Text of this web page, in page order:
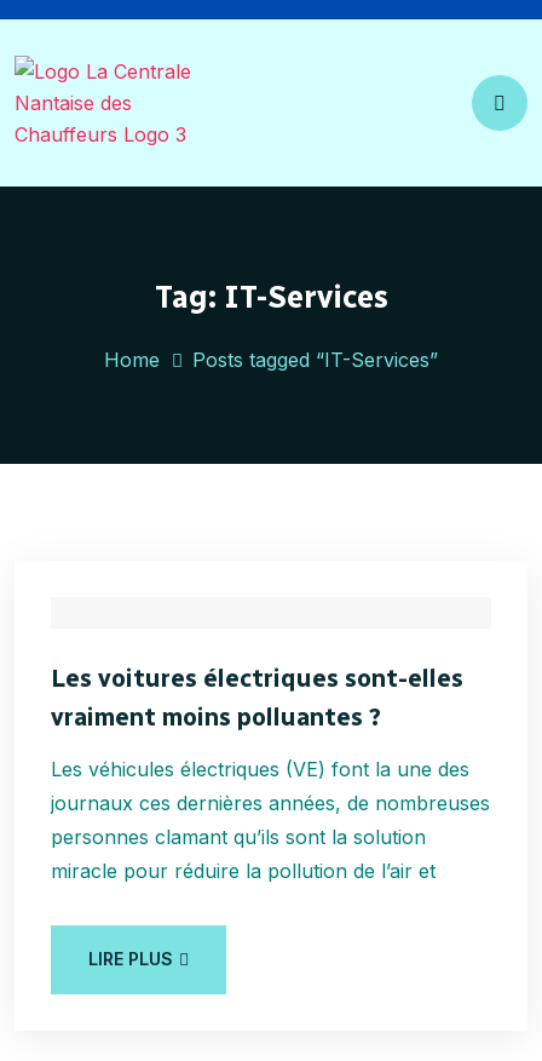
Tag: IT-Services
Home Posts tagged “IT-Services”
Les voitures électriques sont-elles
vraiment moins polluantes ?
Les véhicules électriques (VE) font la une des
journaux ces dernières années, de nombreuses
personnes clamant qu’ils sont la solution
miracle pour réduire la pollution de l’air et
LIRE PLUS